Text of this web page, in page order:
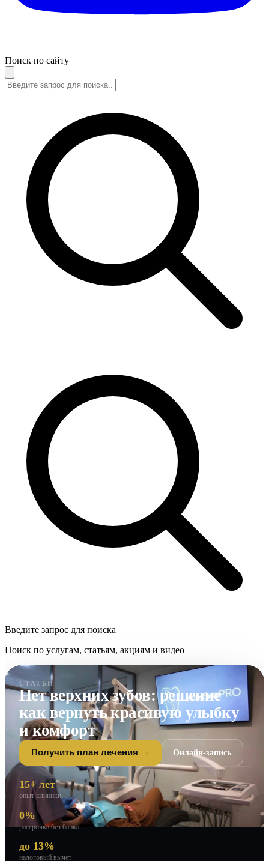
Поиск по сайту
Введите запрос для поиска
Поиск по услугам, статьям, акциям и видео
СТАТЬИ
Нет верхних зубов: решение
как вернуть красивую улыбку
и комфорт
Получить план лечения → Онлайн-запись
15+ лет
опыт клиники
0%
рассрочка без банка
до 13%
налоговый вычет